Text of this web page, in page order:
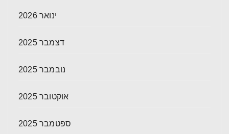
ינואר 2026
דצמבר 2025
נובמבר 2025
אוקטובר 2025
ספטמבר 2025